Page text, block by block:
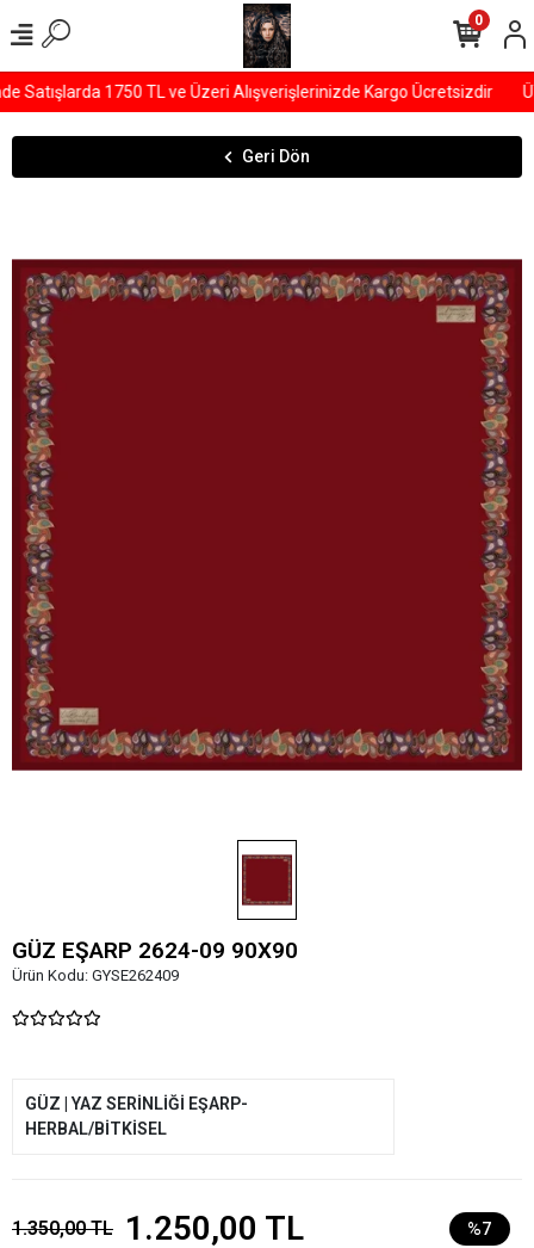
Satışlarda 1750 TL ve Üzeri Alışverişlerinizde Kargo Ücretsizdir
0
Geri Dön
GÜZ EŞARP 2624-09 90X90
Ürün Kodu: GYSE262409
GÜZ | YAZ SERİNLİĞİ EŞARP-
HERBAL/BİTKİSEL
1.350,00 TL 1.250,00 TL %7